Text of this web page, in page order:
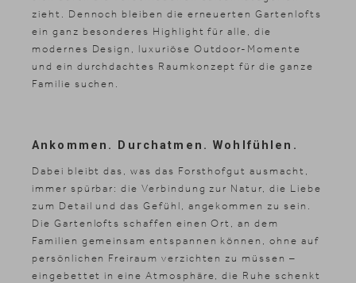
zieht. Dennoch bleiben die erneuerten Gartenlofts
ein ganz besonderes Highlight für alle, die
modernes Design, luxuriöse Outdoor-Momente
und ein durchdachtes Raumkonzept für die ganze
Familie suchen.
Ankommen. Durchatmen. Wohlfühlen.
Dabei bleibt das, was das Forsthofgut ausmacht,
immer spürbar: die Verbindung zur Natur, die Liebe
zum Detail und das Gefühl, angekommen zu sein.
Die Gartenlofts schaffen einen Ort, an dem
Familien gemeinsam entspannen können, ohne auf
persönlichen Freiraum verzichten zu müssen –
eingebettet in eine Atmosphäre, die Ruhe schenkt